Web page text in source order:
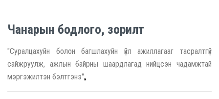
Чанарын бодлого, зорилт
"Суралцахуйн болон багшлахуйн үйл ажиллагааг тасралтгүй
сайжруулж, ажлын байрны шаардлагад нийцсэн чадамжтай
мэргэжилтэн бэлтгэнэ"